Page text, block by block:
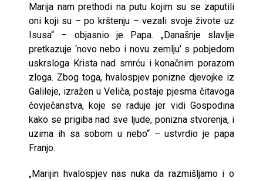
Marija nam prethodi na putu kojim su se zaputili
oni koji su – po krštenju – vezali svoje živote uz
Isusa“ – objasnio je Papa. „Današnje slavlje
pretkazuje ‘novo nebo i novu zemlju’ s pobjedom
uskrsloga Krista nad smrću i konačnim porazom
zloga. Zbog toga, hvalospjev ponizne djevojke iz
Galileje, izražen u Veliča, postaje pjesma čitavoga
čovječanstva, koje se raduje jer vidi Gospodina
kako se prigiba nad sve ljude, ponizna stvorenja, i
uzima ih sa sobom u nebo“ – ustvrdio je papa
Franjo.
„Marijin hvalospjev nas nuka da razmišljamo i o